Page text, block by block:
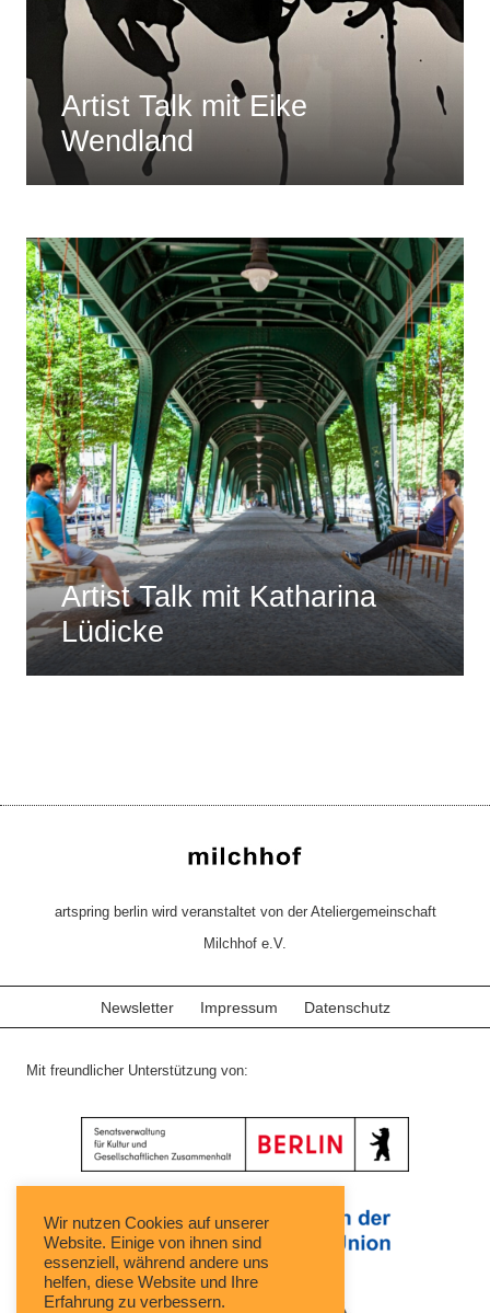
Artist Talk mit Eike
Wendland
Artist Talk mit Katharina
Lüdicke
artspring berlin wird veranstaltet von der Ateliergemeinschaft
Milchhof e.V.
Newsletter Impressum Datenschutz
Mit freundlicher Unterstützung von:
Wir nutzen Cookies auf unserer
Website. Einige von ihnen sind
essenziell, während andere uns
helfen, diese Website und Ihre
Erfahrung zu verbessern.